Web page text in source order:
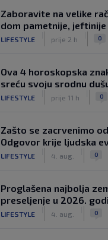
Zaboravite na velike
dom pametnije, jeftinije
LIFESTYLE prije 2 h 0
Ova 4 horoskopska
sreću svoju srodnu
LIFESTYLE prije 11 h 0
Zašto se zacrvenimo
Odgovor krije ljudska
LIFESTYLE 4. aug. 0
Proglašena najbolja
preseljenje u 2026.
LIFESTYLE 4. aug. 0